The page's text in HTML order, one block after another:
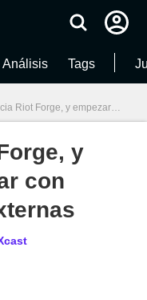
Análisis Tags
y empezará a trabajar con desarrolladoras externas
y
con